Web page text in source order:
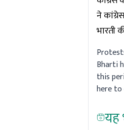
ने
भारती
Bharti
this
here
यह